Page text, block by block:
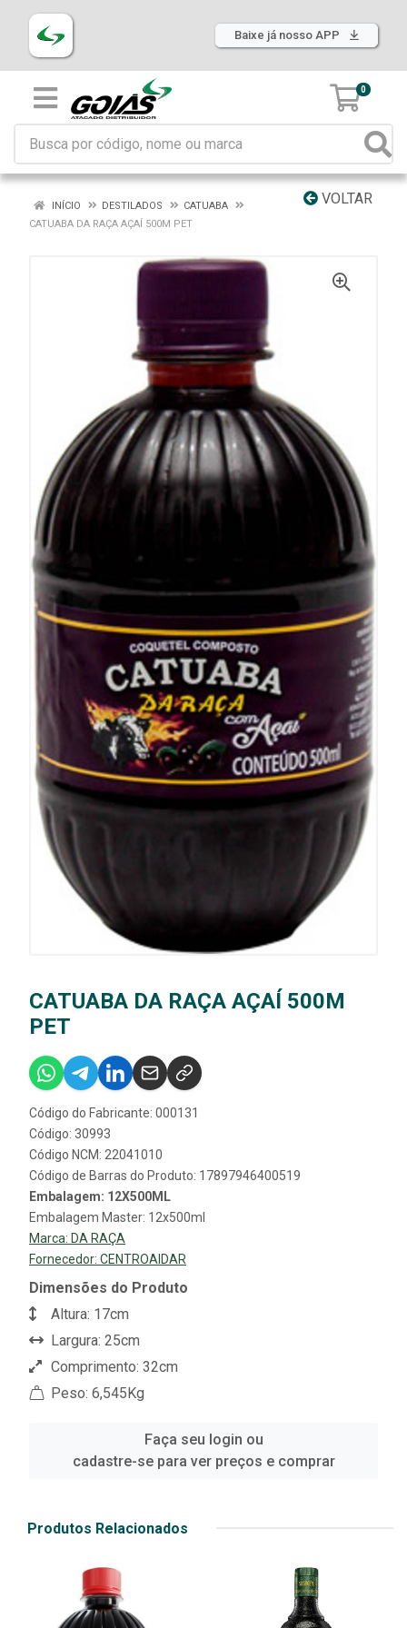
Baixe já nosso APP
0
VOLTAR
INÍCIO DESTILADOS
CATUABA
CATUABA DA RAÇA AÇAÍ 500M PET
CATUABA DA RAÇA AÇAÍ 500M
PET
Código do Fabricante: 000131
Código: 30993
Código NCM: 22041010
Código de Barras do Produto: 17897946400519
Embalagem: 12X500ML
Embalagem Master: 12x500ml
Marca: DA RAÇA
Fornecedor: CENTROAIDAR
Dimensões do Produto
Altura: 17cm
Largura: 25cm
Comprimento: 32cm
Peso: 6,545Kg
Faça seu login ou
cadastre-se para ver preços e comprar
Produtos Relacionados